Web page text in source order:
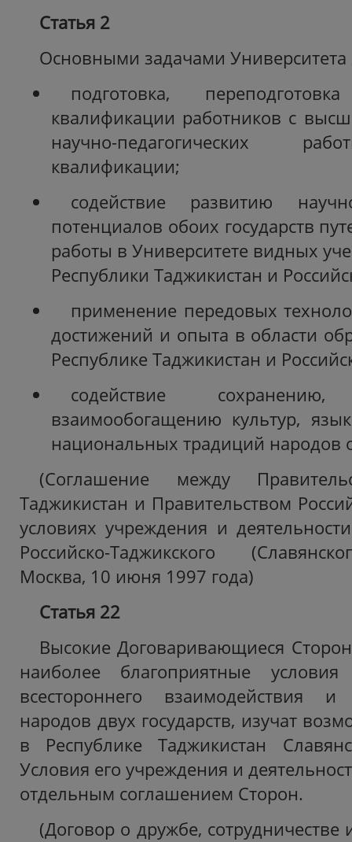
Статья 2
Основными задачами Университета
подготовка,
квалификации работников с
научно-педагогических
квалификации;
содействие развитию
потенциалов обоих государств
работы в Университете видных
Республики Таджикистан и
применение передовых
достижений и опыта в области
Республике Таджикистан и
содействие
взаимообогащению культур,
национальных традиций народов
(Соглашение между
Таджикистан и Правительством
условиях учреждения и
Российско-Таджикского
Москва, 10 июня 1997 года)
Статья 22
Высокие Договаривающиеся
наиболее благоприятные
всестороннего взаимодействия
народов двух государств, изучат
в Республике Таджикистан
Условия его учреждения и
отдельным соглашением Сторон.
(Договор о дружбе,